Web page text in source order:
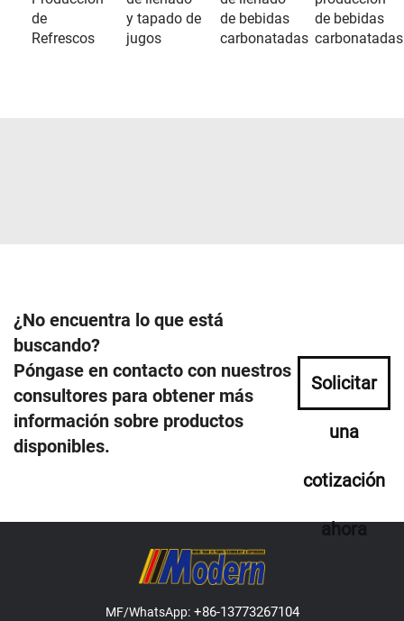
de
Refrescos
y tapado de
jugos
de bebidas
carbonatadas
de bebidas
carbonatadas
¿No encuentra lo que está
buscando?
Póngase en contacto con nuestros
consultores para obtener más
información sobre productos
disponibles.
Solicitar
una
cotización
ahora
MF/WhatsApp:+86-13773267104